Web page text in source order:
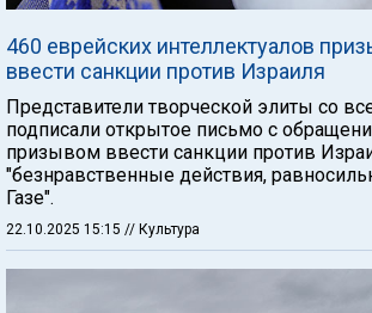
460 еврейских интеллектуалов
ввести санкции против Израиля
Представители творческой элиты со
подписали открытое письмо с
призывом ввести санкции против
"безнравственные действия,
Газе".
22.10.2025 15:15 // Культура